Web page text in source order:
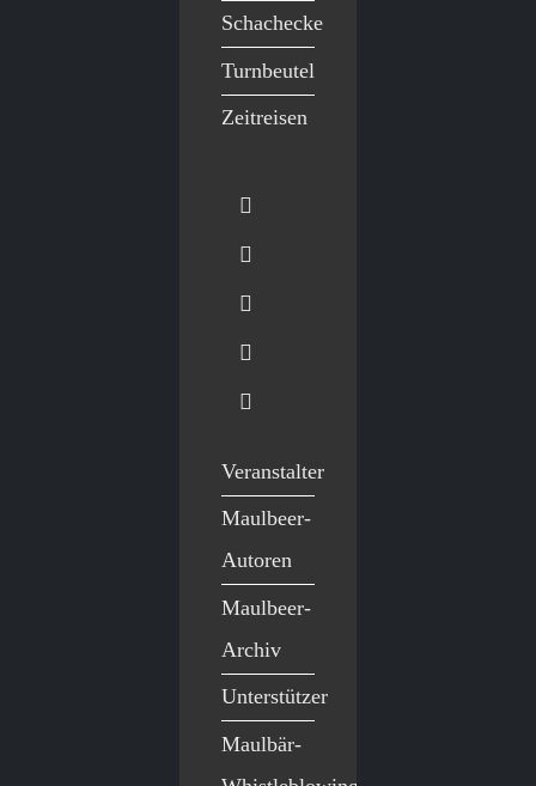
Schachecke
Turnbeutel
Zeitreisen
Veranstalter
Maulbeer-
Autoren
Maulbeer-
Archiv
Unterstützer
Maulbär-